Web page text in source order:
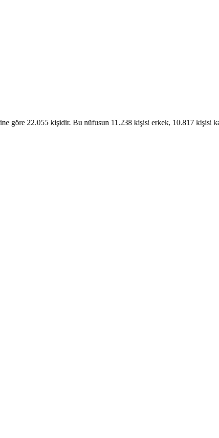
göre 22.055 kişidir. Bu nüfusun 11.238 kişisi erkek, 10.817 kişisi